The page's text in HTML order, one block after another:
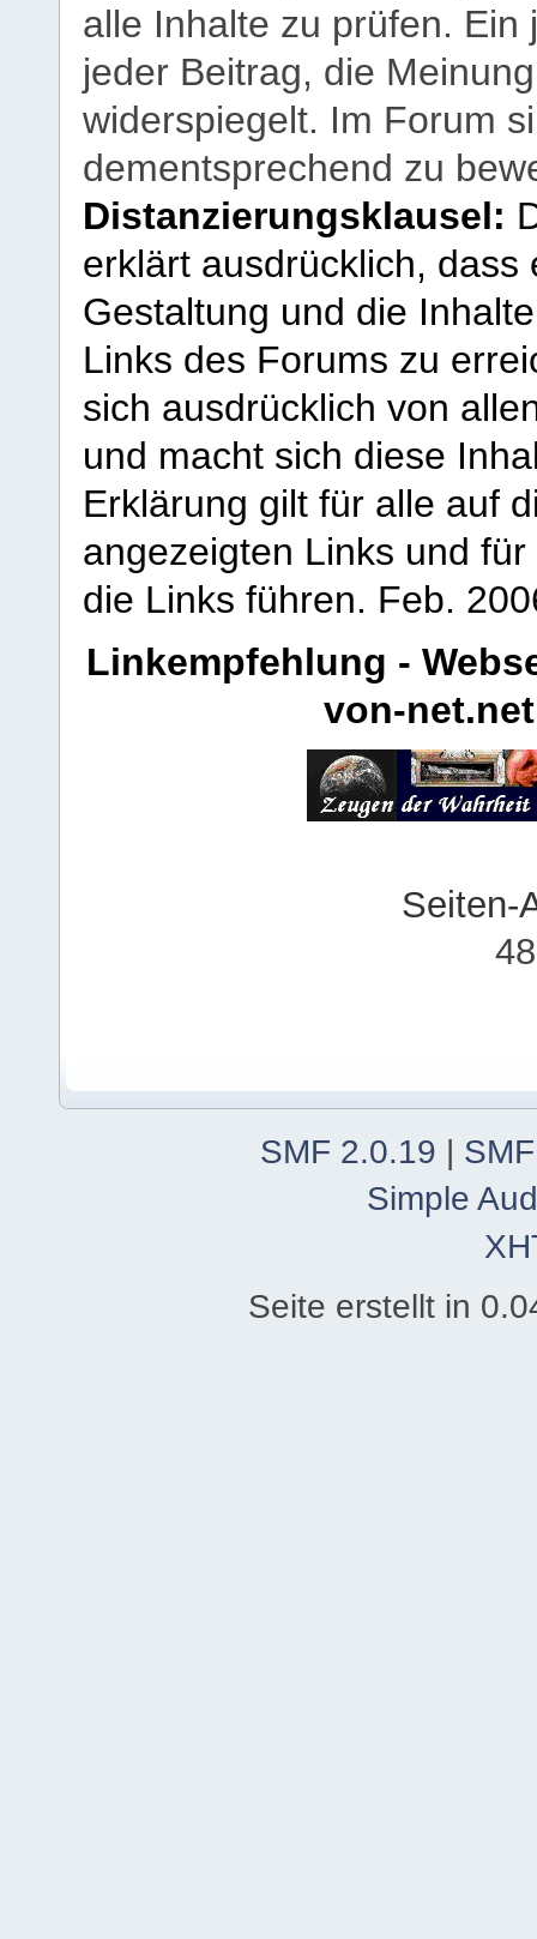
alle Inhalte zu prüfen.
jeder Beitrag, die
widerspiegelt. Im Forum
dementsprechend zu
Distanzierungsklausel:
erklärt ausdrücklich,
Gestaltung und die
Links des Forums zu
sich ausdrücklich von
und macht sich diese
Erklärung gilt für alle auf
angezeigten Links und
die Links führen. Feb.
Linkempfehlung -
von-net.net
Seiten-
SMF 2.0.19 |
Simple
Seite erstellt in